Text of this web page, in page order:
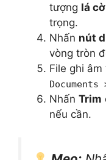
tượng lá cờ
trọng.
Nhấn nút
vòng tròn
File ghi
Nhấn Trim
nếu cần.